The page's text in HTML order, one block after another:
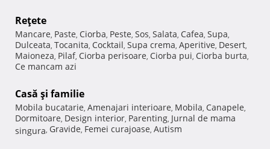
Reţete
Mancare, Paste, Ciorba, Peste, Sos, Salata, Cafea, Supa,
Dulceata, Tocanita, Cocktail, Supa crema, Aperitive, Desert,
Maioneza, Pilaf, Ciorba perisoare, Ciorba pui, Ciorba burta,
Ce mancam azi
Casă şi familie
Mobila bucatarie, Amenajari interioare, Mobila, Canapele,
Dormitoare, Design interior, Parenting, Jurnal de mama
singura, Gravide, Femei curajoase, Autism